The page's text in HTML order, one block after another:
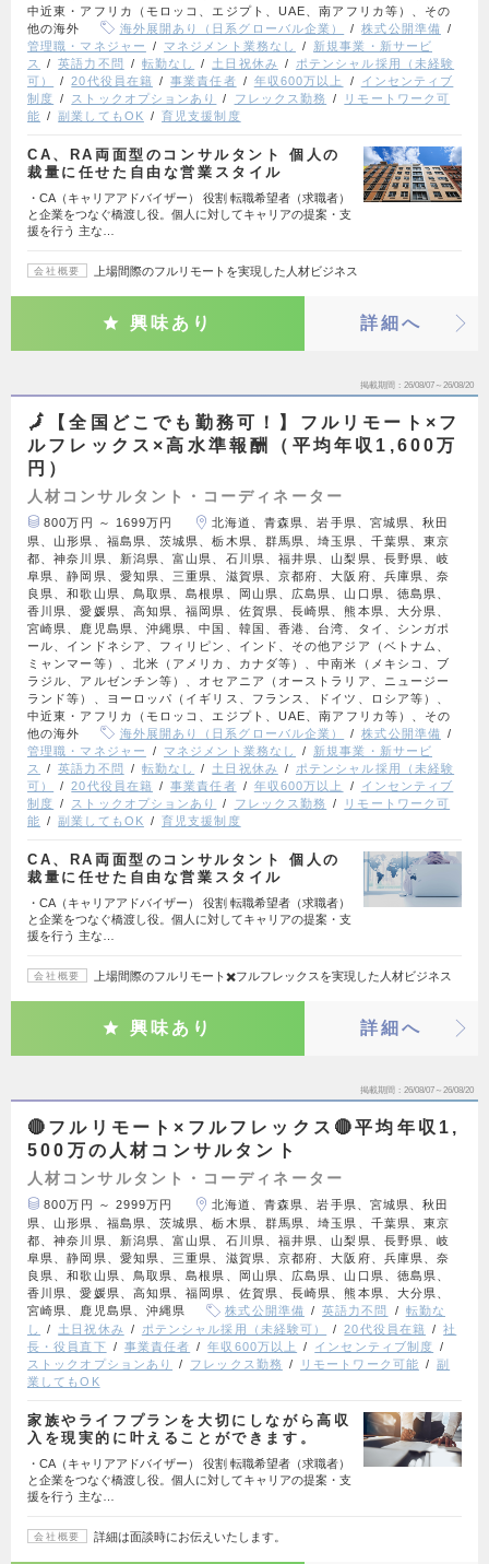
中近東・アフリカ（モロッコ、エジプト、UAE、南アフリカ等）、その
他の海外
海外展開あり（日系グローバル企業）
株式公開準備
管理職・マネジャー
マネジメント業務なし
新規事業・新サービ
ス
英語力不問 転勤なし 土日祝休み
ポテンシャル採用（未経験
可）
20代役員在籍 事業責任者 年収600万以上
インセンティブ
制度
ストックオプションあり フレックス勤務
リモートワーク可
能
副業してもOK 育児支援制度
CA、RA両面型のコンサルタント 個人の
裁量に任せた自由な営業スタイル
・CA（キャリアアドバイザー） 役割 転職希望者（求職者）
と企業をつなぐ橋渡し役。個人に対してキャリアの提案・支
援を行う 主な…
会社概要 上場間際のフルリモートを実現した人材ビジネス
興味あり 詳細へ
掲載期間 26/08/07～26/08/20
🗾【全国どこでも勤務可！】フルリモート×フ
ルフレックス×高水準報酬（平均年収1,600万
円）
人材コンサルタント・コーディネーター
800万円 ～ 1699万円
北海道、青森県、岩手県、宮城県、秋田
県、山形県、福島県、茨城県、栃木県、群馬県、埼玉県、千葉県、東京
都、神奈川県、新潟県、富山県、石川県、福井県、山梨県、長野県、岐
阜県、静岡県、愛知県、三重県、滋賀県、京都府、大阪府、兵庫県、奈
良県、和歌山県、鳥取県、島根県、岡山県、広島県、山口県、徳島県、
香川県、愛媛県、高知県、福岡県、佐賀県、長崎県、熊本県、大分県、
宮崎県、鹿児島県、沖縄県、中国、韓国、香港、台湾、タイ、シンガポ
ール、インドネシア、フィリピン、インド、その他アジア（ベトナム、
ミャンマー等）、北米（アメリカ、カナダ等）、中南米（メキシコ、ブ
ラジル、アルゼンチン等）、オセアニア（オーストラリア、ニュージー
ランド等）、ヨーロッパ（イギリス、フランス、ドイツ、ロシア等）、
中近東・アフリカ（モロッコ、エジプト、UAE、南アフリカ等）、その
他の海外
海外展開あり（日系グローバル企業）
株式公開準備
管理職・マネジャー
マネジメント業務なし
新規事業・新サービ
ス
英語力不問 転勤なし 土日祝休み
ポテンシャル採用（未経験
可）
20代役員在籍 事業責任者 年収600万以上
インセンティブ
制度
ストックオプションあり フレックス勤務
リモートワーク可
能
副業してもOK 育児支援制度
CA、RA両面型のコンサルタント 個人の
裁量に任せた自由な営業スタイル
・CA（キャリアアドバイザー） 役割 転職希望者（求職者）
と企業をつなぐ橋渡し役。個人に対してキャリアの提案・支
援を行う 主な…
会社概要 上場間際のフルリモート✖️フルフレックスを実現した人材ビジネス
興味あり 詳細へ
掲載期間 26/08/07～26/08/20
🔴フルリモート×フルフレックス🔴平均年収1,
500万の人材コンサルタント
人材コンサルタント・コーディネーター
800万円 ～ 2999万円
北海道、青森県、岩手県、宮城県、秋田
県、山形県、福島県、茨城県、栃木県、群馬県、埼玉県、千葉県、東京
都、神奈川県、新潟県、富山県、石川県、福井県、山梨県、長野県、岐
阜県、静岡県、愛知県、三重県、滋賀県、京都府、大阪府、兵庫県、奈
良県、和歌山県、鳥取県、島根県、岡山県、広島県、山口県、徳島県、
香川県、愛媛県、高知県、福岡県、佐賀県、長崎県、熊本県、大分県、
宮崎県、鹿児島県、沖縄県
株式公開準備 英語力不問
転勤な
し
土日祝休み ポテンシャル採用（未経験可） 20代役員在籍
社
長・役員直下
事業責任者 年収600万以上
インセンティブ制度
ストックオプションあり
フレックス勤務 リモートワーク可能
副
業してもOK
家族やライフプランを大切にしながら高収
入を現実的に叶えることができます。
・CA（キャリアアドバイザー） 役割 転職希望者（求職者）
と企業をつなぐ橋渡し役。個人に対してキャリアの提案・支
援を行う 主な…
会社概要 詳細は面談時にお伝えいたします。